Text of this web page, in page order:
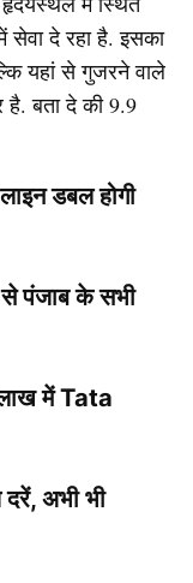
सेवा दे रहा है. इसका
यहां से गुजरने वाले
है. बता दे की 9.9
डबल होगी
पंजाब के सभी
में Tata
अभी भी